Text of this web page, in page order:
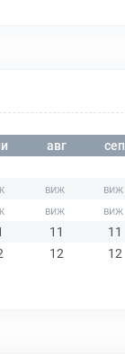
авг сеп
11 11
12 12